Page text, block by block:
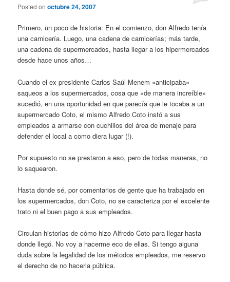
Posted onoctubre 24, 2007
Primero, un poco de historia: En el comienzo, don Alfredo tenía
una carnicería. Luego, una cadena de carnicerías; más tarde,
una cadena de supermercados, hasta llegar a los hipermercados
desde hace unos años…
Cuando el ex presidente Carlos Saúl Menem «anticipaba»
saqueos a los supermercados, cosa que «de manera increíble»
sucedió, en una oportunidad en que parecía que le tocaba a un
supermercado Coto, el mismo Alfredo Coto instó a sus
empleados a armarse con cuchillos del área de menaje para
defender el local a como diera lugar (!).
Por supuesto no se prestaron a eso, pero de todas maneras, no
lo saquearon.
Hasta donde sé, por comentarios de gente que ha trabajado en
los supermercados, don Coto, no se caracteriza por el excelente
trato ni el buen pago a sus empleados.
Circulan historias de cómo hizo Alfredo Coto para llegar hasta
donde llegó. No voy a hacerme eco de ellas. Si tengo alguna
duda sobre la legalidad de los métodos empleados, me reservo
el derecho de no hacerla pública.